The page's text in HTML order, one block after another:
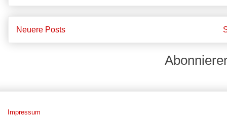
Neuere Posts
Impressum